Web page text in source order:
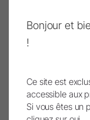
Tags
entretien,
Bonjour et
!
Ce site est
accessible aux
Si vous êtes un